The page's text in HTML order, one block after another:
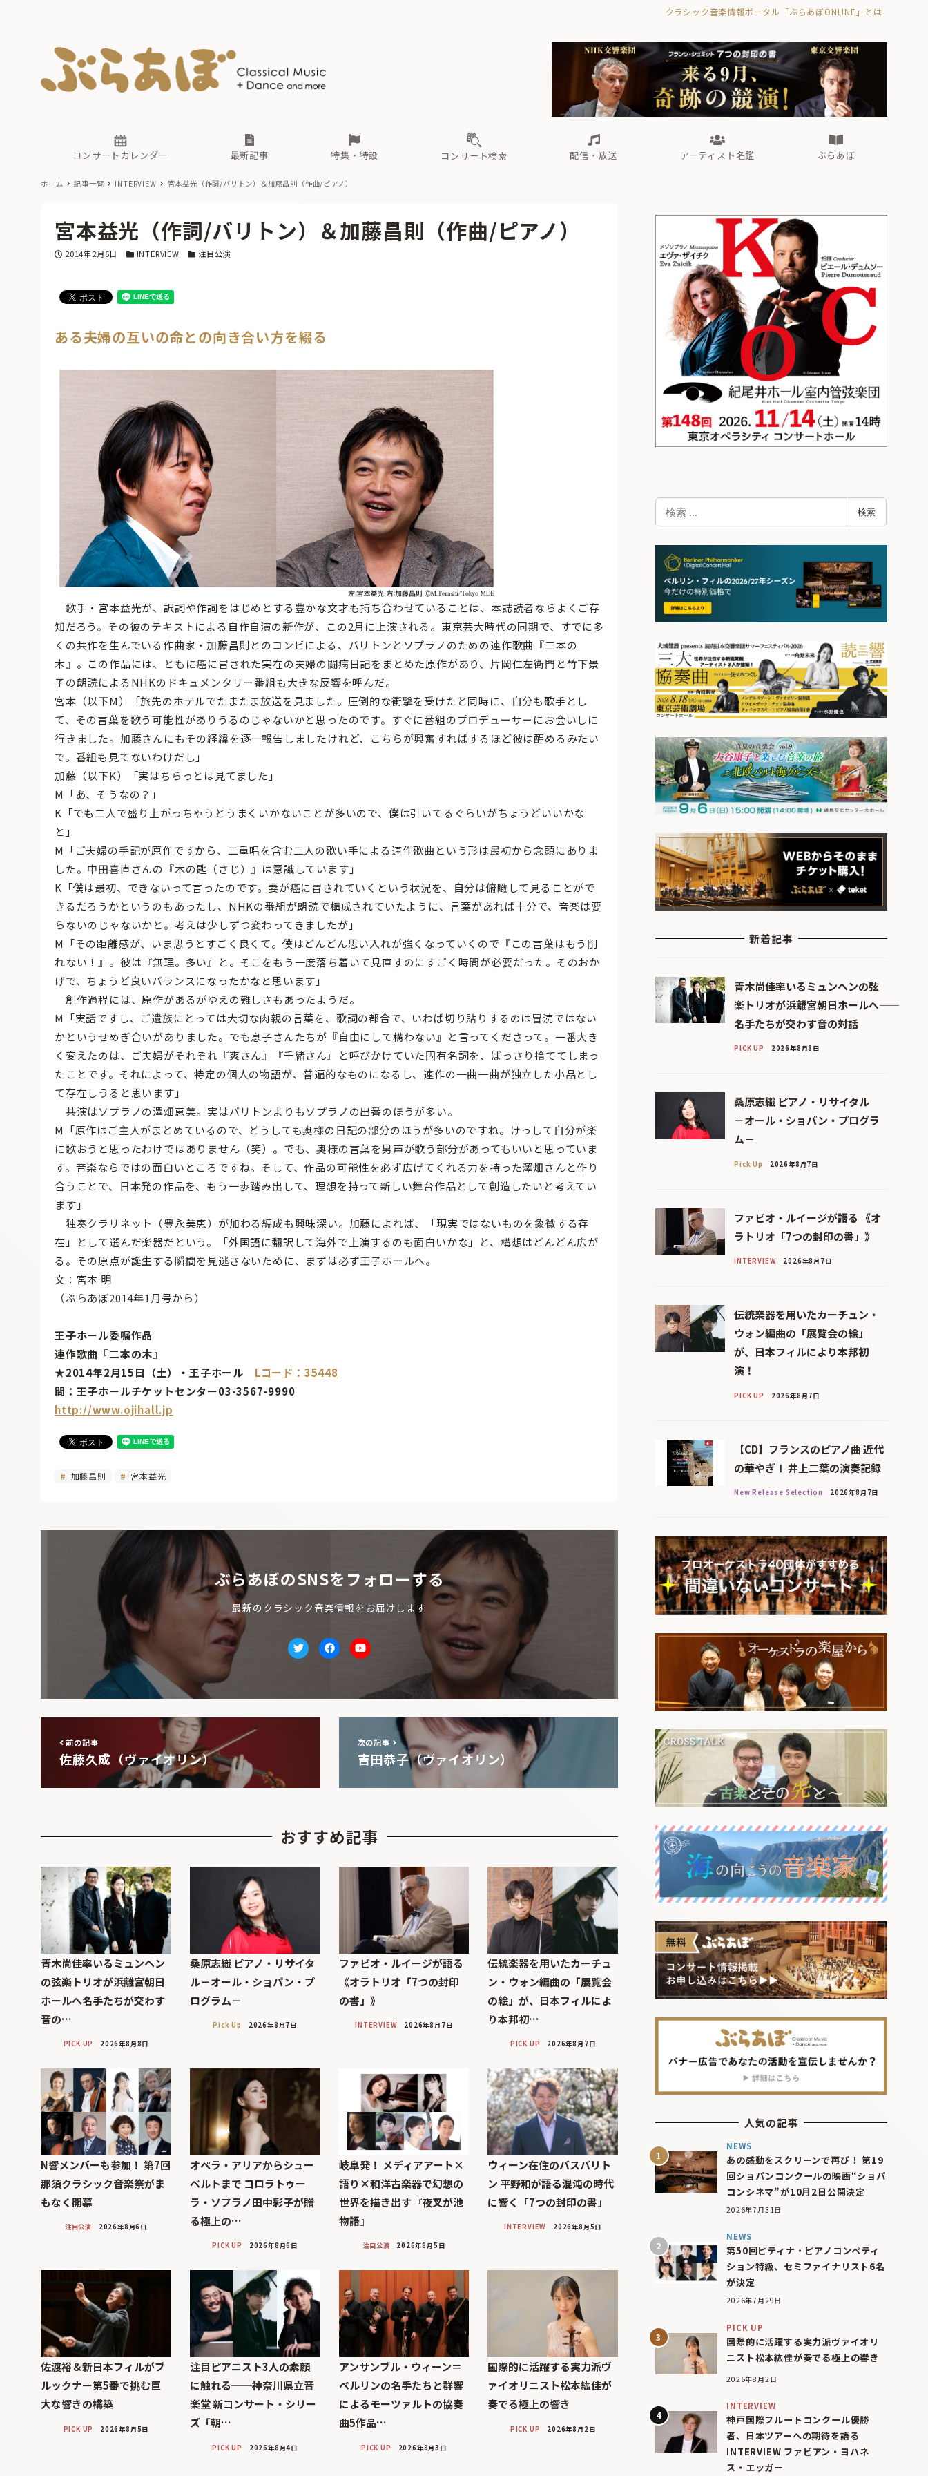
クラシック音楽情報ポータル「ぶらあぼONLINE」とは
コンサートカレンダー 最新記事
古楽とその先と オーケストラの楽屋から 海の向こうの音楽家 ぶらあぼブラス！
フォルテピアノ・オデッセイ
特集・特設
現場のプロが推す！間違いないオーケストラコンサート
過去の特集
コンサート検索 配信・放送
無料ライブ配信スケジュール 有料ライブ配信スケジュール
アーティスト名鑑
あ か さ た な は ま や ら わ
ぶらあぼ
古楽とその先と Aからの眺望 ぶらあぼブラス！
フォルテピアノ・オデッセイ
無料ライブ配信スケジュール
あ か さ
ホーム 記事一覧 INTERVIEW 宮本益光（作詞/バリトン）＆加藤昌則（作曲/ピアノ）
宮本益光（作詞/バリトン）＆加藤昌則（作曲/ピアノ）
投稿日
2014年2月6日 カテゴリー
INTERVIEW カテゴリー
注目公演
ある夫婦の互いの命との向き合い方を綴る
歌手・宮本益光が、訳詞や作詞をはじめとする豊かな文才も持ち合わせていることは、本誌読者ならよくご存
知だろう。その彼のテキストによる自作自演の新作が、この2月に上演される。東京芸大時代の同期で、すでに多
くの共作を生んでいる作曲家・加藤昌則とのコンビによる、バリトンとソプラノのための連作歌曲『二本の
木』。この作品には、ともに癌に冒された実在の夫婦の闘病日記をまとめた原作があり、片岡仁左衛門と竹下景
子の朗読によるNHKのドキュメンタリー番組も大きな反響を呼んだ。
宮本（以下М）「旅先のホテルでたまたま放送を見ました。圧倒的な衝撃を受けたと同時に、自分も歌手とし
て、その言葉を歌う可能性がありうるのじゃないかと思ったのです。すぐに番組のプロデューサーにお会いしに
行きました。加藤さんにもその経緯を逐一報告しましたけれど、こちらが興奮すればするほど彼は醒めるみたい
で。番組も見てないわけだし」
加藤（以下K）「実はちらっとは見てました」
М「あ、そうなの？」
K「でも二人で盛り上がっちゃうとうまくいかないことが多いので、僕は引いてるぐらいがちょうどいいかな
と」
M「ご夫婦の手記が原作ですから、二重唱を含む二人の歌い手による連作歌曲という形は最初から念頭にありま
した。中田喜直さんの『木の匙（さじ）』は意識しています」
K「僕は最初、できないって言ったのです。妻が癌に冒されていくという状況を、自分は俯瞰して見ることがで
きるだろうかというのもあったし、NHKの番組が朗読で構成されていたように、言葉があれば十分で、音楽は要
らないのじゃないかと。考えは少しずつ変わってきましたが」
M「その距離感が、いま思うとすごく良くて。僕はどんどん思い入れが強くなっていくので『この言葉はもう削
れない！』。彼は『無理。多い』と。そこをもう一度落ち着いて見直すのにすごく時間が必要だった。そのおか
げで、ちょうど良いバランスになったかなと思います」
創作過程には、原作があるがゆえの難しさもあったようだ。
M「実話ですし、ご遺族にとっては大切な肉親の言葉を、歌詞の都合で、いわば切り貼りするのは冒涜ではない
かというせめぎ合いがありました。でも息子さんたちが『自由にして構わない』と言ってくださって。一番大き
く変えたのは、ご夫婦がそれぞれ『爽さん』『千緒さん』と呼びかけていた固有名詞を、ばっさり捨ててしまっ
たことです。それによって、特定の個人の物語が、普遍的なものになるし、連作の一曲一曲が独立した小品とし
て存在しうると思います」
共演はソプラノの澤畑恵美。実はバリトンよりもソプラノの出番のほうが多い。
M「原作はご主人がまとめているので、どうしても奥様の日記の部分のほうが多いのですね。けっして自分が楽
に歌おうと思ったわけではありません（笑）。でも、奥様の言葉を男声が歌う部分があってもいいと思っていま
す。音楽ならではの面白いところですね。そして、作品の可能性を必ず広げてくれる力を持った澤畑さんと作り
合うことで、日本発の作品を、もう一歩踏み出して、理想を持って新しい舞台作品として創造したいと考えてい
ます」
独奏クラリネット（豊永美恵）が加わる編成も興味深い。加藤によれば、「現実ではないものを象徴する存
在」として選んだ楽器だという。「外国語に翻訳して海外で上演するのも面白いかな」と、構想はどんどん広が
る。その原点が誕生する瞬間を見逃さないために、まずは必ず王子ホールへ。
文：宮本 明
（ぶらあぼ2014年1月号から）
王子ホール委嘱作品
連作歌曲『二本の木』
★2014年2月15日（土）・王子ホール Lコード：35448
問：王子ホールチケットセンター03-3567-9990
http://www.ojihall.jp
加藤昌則 宮本益光
ぶらあぼのSNSをフォローする
最新のクラシック音楽情報をお届けします
TwitterfacebookYoutube
前の記事
佐藤久成（ヴァイオリン）
次の記事
吉田恭子（ヴァイオリン）
おすすめ記事
青木尚佳率いるミュンヘン
の弦楽トリオが浜離宮朝日
ホールへ――名手たちが交わす
音の…
PICK UP 2026年8月8日
桑原志織 ピアノ・リサイタ
ル－オール・ショパン・プ
ログラム－
Pick Up 2026年8月7日
ファビオ・ルイージが語る
《オラトリオ「7つの封印
の書」》
INTERVIEW 2026年8月7日
伝統楽器を用いたカーチュ
ン・ウォン編曲の「展覧会
の絵」が、日本フィルによ
り本邦初…
PICK UP 2026年8月7日
N響メンバーも参加！ 第7回
那須クラシック音楽祭がま
もなく開幕
注目公演 2026年8月6日
オペラ・アリアからシュー
ベルトまで コロラトゥー
ラ・ソプラノ田中彩子が贈
る極上の…
PICK UP 2026年8月6日
岐阜発！ メディアアート×
語り×和洋古楽器で幻想の
世界を描き出す『夜叉が池
物語』
注目公演 2026年8月5日
ウィーン在住のバスバリト
ン 平野和が語る混沌の時代
に響く「7つの封印の書」
INTERVIEW 2026年8月5日
佐渡裕＆新日本フィルがブ
ルックナー第5番で挑む巨
大な響きの構築
PICK UP 2026年8月5日
注目ピアニスト3人の素顔
に触れる──神奈川県立音
楽堂 新コンサート・シリー
ズ「朝…
PICK UP 2026年8月4日
アンサンブル・ウィーン＝
ベルリンの名手たちと群響
によるモーツァルトの協奏
曲5作品…
PICK UP 2026年8月3日
国際的に活躍する実力派ヴ
ァイオリニスト松本紘佳が
奏でる極上の響き
PICK UP 2026年8月2日
検
索
検索
新着記事
青木尚佳率いるミュンヘンの弦
楽トリオが浜離宮朝日ホールへ――
名手たちが交わす音の対話
PICK UP 2026年8月8日
桑原志織 ピアノ・リサイタル
－オール・ショパン・プログラ
ム－
Pick Up 2026年8月7日
ファビオ・ルイージが語る 《オ
ラトリオ「7つの封印の書」》
INTERVIEW 2026年8月7日
伝統楽器を用いたカーチュン・
ウォン編曲の「展覧会の絵」
が、日本フィルにより本邦初
演！
PICK UP 2026年8月7日
【CD】フランスのピアノ曲 近代
の華やぎⅠ 井上二葉の演奏記録
New Release Selection 2026年8月7日
人気の記事
NEWS
あの感動をスクリーンで再び！ 第19
回ショパンコンクールの映画“ショパ
コンシネマ”が10月2日公開決定
2026年7月31日
NEWS
第50回ピティナ・ピアノコンペティ
ション特級、セミファイナリスト6名
が決定
2026年7月29日
PICK UP
国際的に活躍する実力派ヴァイオリ
ニスト松本紘佳が奏でる極上の響き
2026年8月2日
INTERVIEW
神戸国際フルートコンクール優勝
者、日本ツアーへの期待を語る
INTERVIEW ファビアン・ヨハネ
ス・エッガー